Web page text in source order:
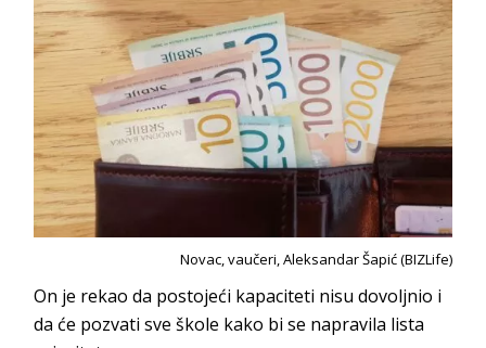
Novac, vaučeri, Aleksandar Šapić (BIZLife)
On je rekao da postojeći kapaciteti nisu dovoljnio i
da će pozvati sve škole kako bi se napravila lista